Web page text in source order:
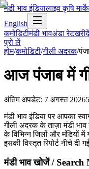
मंडी भाव इंडियालाइव कृषि
English
कमोडिटीमंडी भावअंडा रेटखरीदें
प्रो लें
होम/कमोडिटी/गीली अदरक/
आजपंजाबमें
अंतिम अपडेट: 7 अगस्त 2026
मंडी भाव इंडिया पर आपका
गीली अदरक के ताज़ा मंडी
के विभिन्न जिलों और मंडियों
इसकी विस्तृत रिपोर्ट नीचे दी
मंडी भाव खोजें /